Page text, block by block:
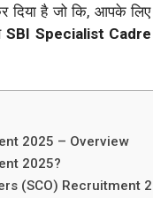
दिया है जो कि, आपके
SBI Specialist
2025 – Overview
2025?
(SCO) Recruitment